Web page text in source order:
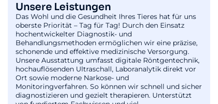
Unsere Leistungen
Das Wohl und die Gesundheit Ihres Tieres hat für uns
oberste Priorität – Tag für Tag! Durch den Einsatz
hochentwickelter Diagnostik- und
Behandlungsmethoden ermöglichen wir eine präzise,
schonende und effektive medizinische Versorgung.
Unsere Ausstattung umfasst digitale Röntgentechnik,
hochauflösenden Ultraschall, Laboranalytik direkt vor
Ort sowie moderne Narkose- und
Monitoringverfahren. So können wir schnell und sicher
diagnostizieren und gezielt therapieren. Unterstützt